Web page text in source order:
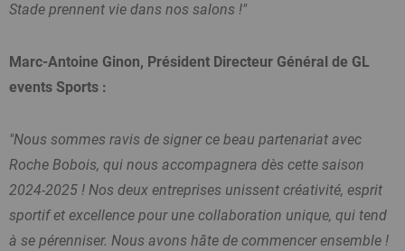
Stade prennent vie dans nos salons !"
Marc-Antoine Ginon, Président Directeur Général de GL
events Sports :
"Nous sommes ravis de signer ce beau partenariat avec
Roche Bobois, qui nous accompagnera dès cette saison
2024-2025 ! Nos deux entreprises unissent créativité, esprit
sportif et excellence pour une collaboration unique, qui tend
à se pérenniser. Nous avons hâte de commencer ensemble !